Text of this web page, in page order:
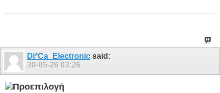
Di*Ca_Electronic said:
30-05-26 03:26